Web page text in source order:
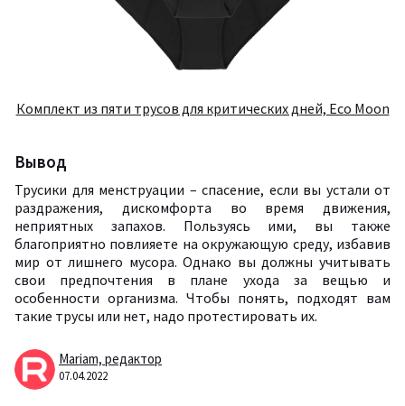
Комплект из пяти трусов для критических дней, Eco Moon
Вывод
Трусики для менструации – спасение, если вы устали от
раздражения, дискомфорта во время движения,
неприятных запахов. Пользуясь ими, вы также
благоприятно повлияете на окружающую среду, избавив
мир от лишнего мусора. Однако вы должны учитывать
свои предпочтения в плане ухода за вещью и
особенности организма. Чтобы понять, подходят вам
такие трусы или нет, надо протестировать их.
Mariam, редактор
07.04.2022